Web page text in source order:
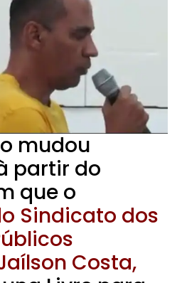
mudou
partir do
que o
Sindicato dos
Costa,